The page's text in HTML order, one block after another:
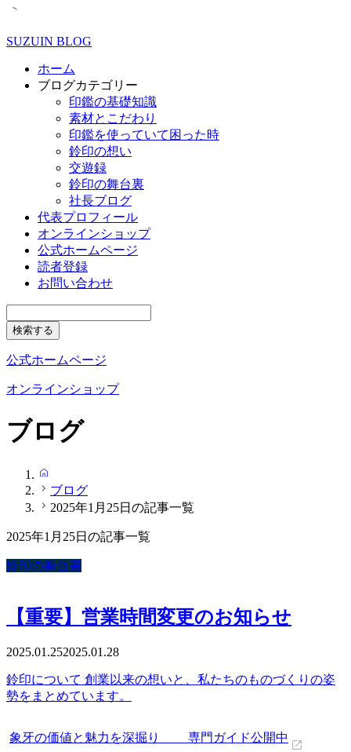
SUZUIN BLOG
ホーム
ブログカテゴリー
印鑑の基礎知識
素材とこだわり
印鑑を使っていて困った時
鈴印の想い
交遊録
鈴印の舞台裏
社長ブログ
代表プロフィール
オンラインショップ
公式ホームページ
読者登録
お問い合わせ
公式ホームページ
オンラインショップ
ブログ
ブログ
2025年1月25日の記事一覧
2025年1月25日の記事一覧
鈴印の舞台裏
【重要】営業時間変更のお知らせ
2025.01.252025.01.28
鈴印について 創業以来の想いと、私たちのものづくりの姿
勢をまとめています。
象牙の価値と魅力を深掘り 専門ガイド公開中